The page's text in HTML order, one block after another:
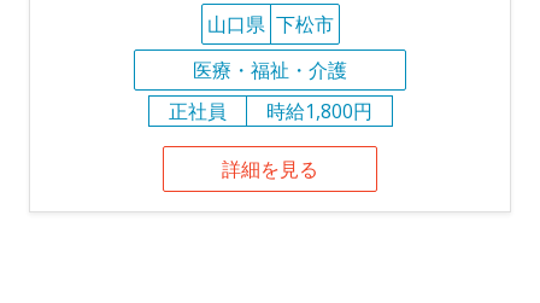
山口県 下松市
医療・福祉・介護
正社員
時給1,800円
詳細を見る